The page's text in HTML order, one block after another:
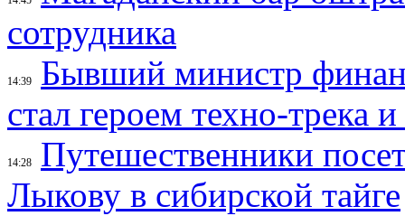
сотрудника
14:39
Бывший министр
стал героем техно-трека
14:28
Путешественники
Лыкову в сибирской тайге